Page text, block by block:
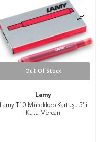
Out Of Stock
Lamy
Lamy T10 Mürekkep Kartuşu 5’li
Kutu Mercan